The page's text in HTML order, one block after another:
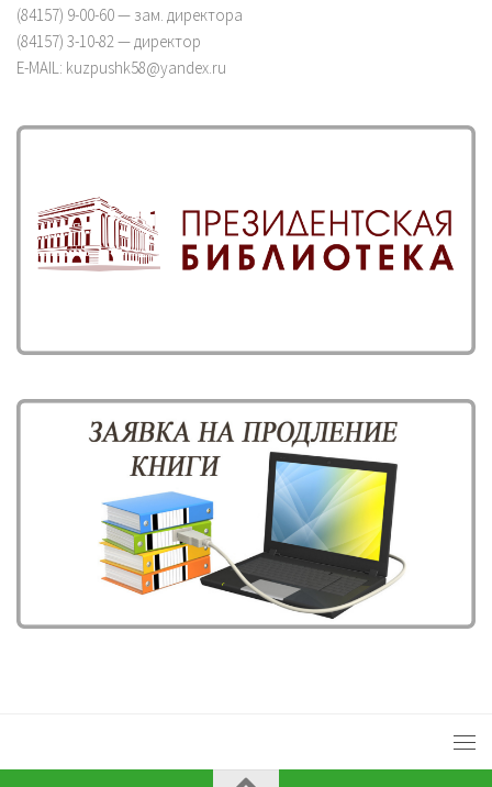
(84157) 9-00-60 — зам. директора
(84157) 3-10-82 — директор
E-MAIL: kuzpushk58@yandex.ru